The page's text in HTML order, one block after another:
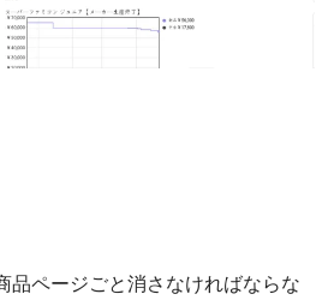
品ページごと消さなければならな